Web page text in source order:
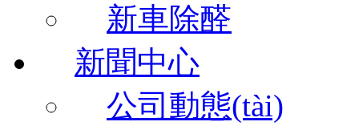
新車除醛
新聞中心
公司動態(tài)